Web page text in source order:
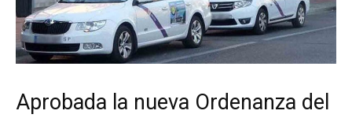
Aprobada la nueva Ordenanza del